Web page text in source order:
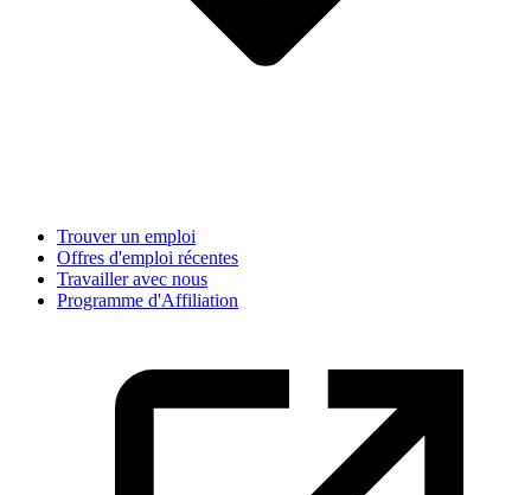
Trouver un emploi
Offres d'emploi récentes
Travailler avec nous
Programme d'Affiliation